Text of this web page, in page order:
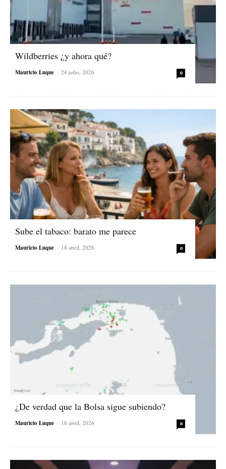
Wildberries ¿y ahora qué?
Mauricio Luque - 24 julio, 2026 0
Sube el tabaco: barato me parece
Mauricio Luque - 18 abril, 2026 0
¿De verdad que la Bolsa sigue subiendo?
Mauricio Luque - 16 abril, 2026 0